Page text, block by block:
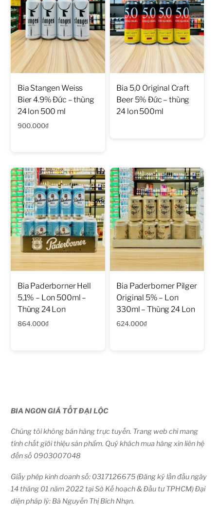
Bia Stangen Weiss
Bier 4.9% Đức – thùng
24 lon 500 ml
900.000₫
Bia 5,0 Original Craft
Beer 5% Đức – thùng
24 lon 500ml
Bia Paderborner Hell
5,1% – Lon 500ml –
Thùng 24 Lon
864.000₫
Bia Paderborner Pilger
Original 5% – Lon
330ml – Thùng 24 Lon
624.000₫
BIA NGON GIÁ TỐT ĐẠI LỘC
Chúng tôi không bán hàng trực tuyến. Trang web chỉ mang
tính chất giới thiệu sản phẩm. Quý khách mua hàng xin liên hệ
đến số 0903007048
Giấy phép kinh doanh số: 0317126675 (Đăng ký lần đầu ngày
14 tháng 01 năm 2022 tại Sở Kế hoạch & Đầu tư TPHCM) Đại
diện pháp lý: Bà Nguyễn Thị Bích Nhạn.